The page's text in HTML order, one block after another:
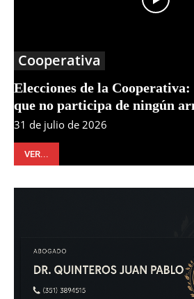
Cooperativa
Elecciones de la
que no participa de ningún
31 de julio de 2026
VER...